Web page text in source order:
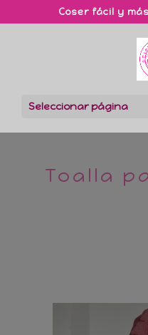
Coser fácil y
Seleccionar página
Toalla